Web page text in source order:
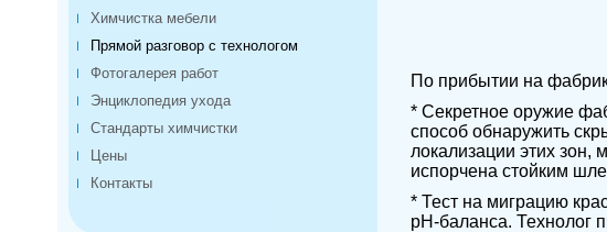
Химчистка мебели
Прямой разговор с технологом
Фотогалерея работ
Энциклопедия ухода
Стандарты химчистки
Цены
Контакты
По прибытии на
* Секретное оружие
способ обнаружить
локализации этих зон,
испорчена стойким
* Тест на миграцию
pH-баланса. Технолог